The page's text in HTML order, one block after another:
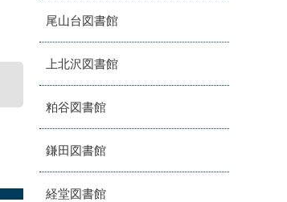
尾山台図書館
上北沢図書館
粕谷図書館
鎌田図書館
経堂図書館